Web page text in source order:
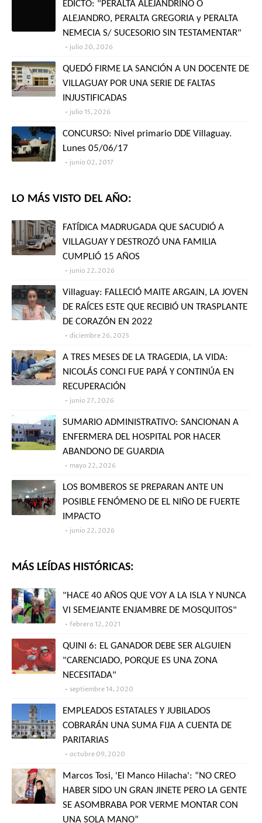
EDICTO: "PERALTA ALEJANDRINO O
ALEJANDRO, PERALTA GREGORIA y PERALTA
NEMECIA S/ SUCESORIO SIN TESTAMENTAR"
julio 20, 2026
QUEDÓ FIRME LA SANCIÓN A UN DOCENTE DE
VILLAGUAY POR UNA SERIE DE FALTAS
INJUSTIFICADAS
julio 15, 2026
CONCURSO: Nivel primario DDE Villaguay.
Lunes 05/06/17
junio 02, 2017
LO MÁS VISTO DEL AÑO:
FATÍDICA MADRUGADA QUE SACUDIÓ A
VILLAGUAY Y DESTROZÓ UNA FAMILIA
CUMPLIÓ 15 AÑOS
junio 22, 2026
Villaguay: FALLECIÓ MAITE ARGAIN, LA JOVEN
DE RAÍCES ESTE QUE RECIBIÓ UN TRASPLANTE
DE CORAZÓN EN 2022
diciembre 26, 2025
A TRES MESES DE LA TRAGEDIA, LA VIDA:
NICOLÁS CONCI FUE PAPÁ Y CONTINÚA EN
RECUPERACIÓN
junio 27, 2026
SUMARIO ADMINISTRATIVO: SANCIONAN A
ENFERMERA DEL HOSPITAL POR HACER
ABANDONO DE GUARDIA
mayo 22, 2026
LOS BOMBEROS SE PREPARAN ANTE UN
POSIBLE FENÓMENO DE EL NIÑO DE FUERTE
IMPACTO
junio 22, 2026
MÁS LEÍDAS HISTÓRICAS:
"HACE 40 AÑOS QUE VOY A LA ISLA Y NUNCA
VI SEMEJANTE ENJAMBRE DE MOSQUITOS"
febrero 12, 2021
QUINI 6: EL GANADOR DEBE SER ALGUIEN
"CARENCIADO, PORQUE ES UNA ZONA
NECESITADA"
septiembre 14, 2020
EMPLEADOS ESTATALES Y JUBILADOS
COBRARÁN UNA SUMA FIJA A CUENTA DE
PARITARIAS
octubre 09, 2020
Marcos Tosi, 'El Manco Hilacha': “NO CREO
HABER SIDO UN GRAN JINETE PERO LA GENTE
SE ASOMBRABA POR VERME MONTAR CON
UNA SOLA MANO”